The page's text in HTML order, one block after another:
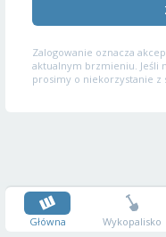
Zalogowanie oznacza
aktualnym brzmieniu. Jeśli
prosimy o niekorzystanie z
Główna Wykopalisko